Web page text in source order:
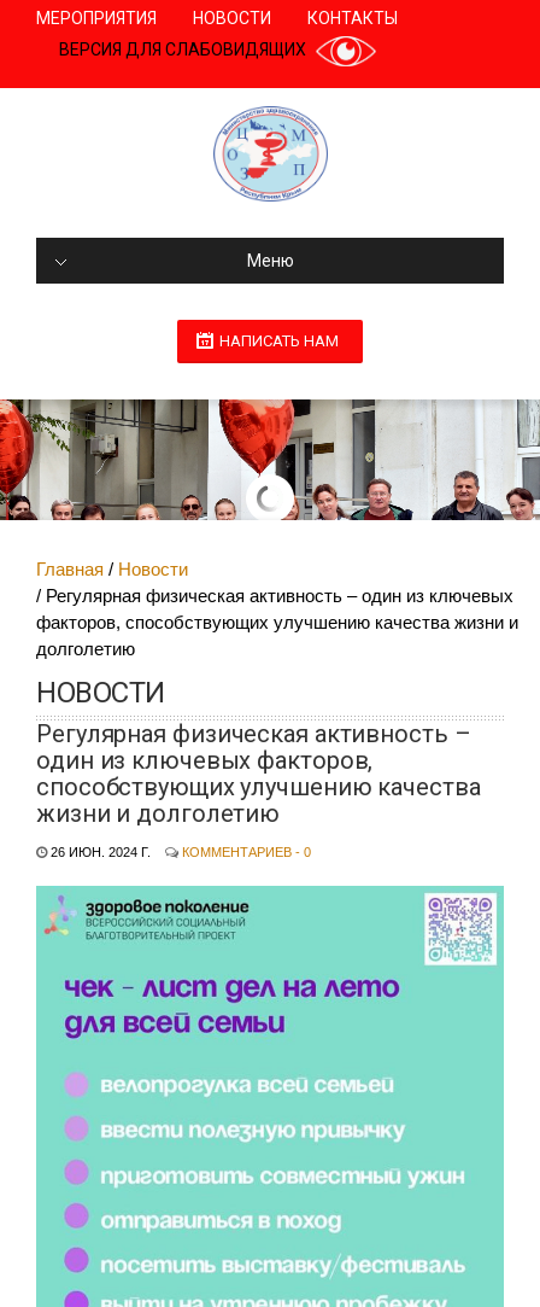
МЕРОПРИЯТИЯ НОВОСТИ
КОНТАКТЫ
ВЕРСИЯ ДЛЯ СЛАБОВИДЯЩИХ
Меню
НАПИСАТЬ НАМ
Главная
Новости
Регулярная физическая активность – один из ключевых
факторов, способствующих улучшению качества жизни и
долголетию
НОВОСТИ
Регулярная физическая активность –
один из ключевых факторов,
способствующих улучшению качества
жизни и долголетию
26 ИЮН. 2024 Г. КОММЕНТАРИЕВ - 0